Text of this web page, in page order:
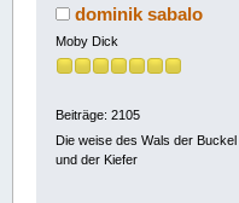
dominik sabalo
Moby Dick
Beiträge: 2105
Die weise des Wals der Buckel
und der Kiefer